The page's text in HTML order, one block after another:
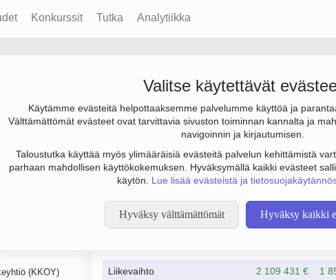
Konkurssit Tutka Analytiikka
Valitse käytettävät
Käytämme evästeitä helpottaaksemme palvelumme käyttöä ja
Välttämättömät evästeet ovat tarvittavia sivuston toiminnan kannalta ja
navigoinnin ja kirjautumisen.
Taloustutka käyttää myös ylimääräisiä evästeitä palvelun kehittämistä
parhaan mahdollisen käyttökokemuksen. Hyväksymällä kaikki evästeet
käytön. Lue lisää evästeistä ja
Hyväksy välttämättömät Hyväksy kaikki
Merikiinteistö Oy
on 1.7 milj. €, tulos -3 000 € ja henkilöstömäärä 0. Sen
Yrityksen yhtiömuoto Keskinäinen kiinteistöosakeyhtiö
YTJ, PRH, Traficom
(KKOY)
Taloustiedot
Liikevaihto 2 109 431 € 1